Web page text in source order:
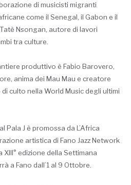
di musicisti migranti
come il Senegal, il Gabon e il
Nsongan, autore di lavori
tra culture.
produttivo è Fabio Barovero,
anima dei Mau Mau e creatore
culto nella World Music degli ultimi
Pala J è promossa da L’Africa
artistica di Fano Jazz Network
XIII° edizione della Settimana
a Fano dall’1 al 9 Ottobre.